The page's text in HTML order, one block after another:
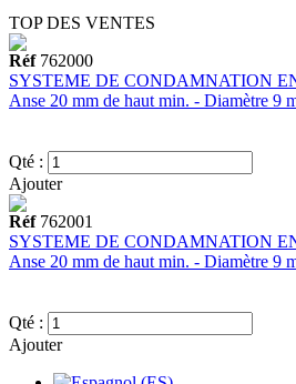
TOP DES VENTES
Réf762000
SYSTEME DE CONDAMNATION
Anse 20 mm de haut min. - Diamètre 9
Qté :
Ajouter
Réf762001
SYSTEME DE CONDAMNATION
Anse 20 mm de haut min. - Diamètre 9
Qté :
Ajouter